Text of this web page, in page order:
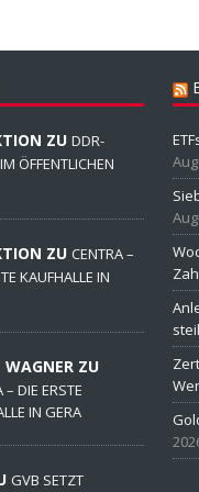
ZU DDR-
ÖFFENTLICHEN
ZU CENTRA –
KAUFHALLE IN
WAGNER ZU
– DIE ERSTE
IN GERA
GVB SETZT